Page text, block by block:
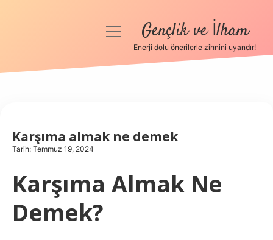
Anasayfa
Hakkımızda
menüyüGençlik ve İlham
Enerji dolu önerilerle zihnini uyandır!
Karşıma almak ne demek
Tarih: Temmuz 19, 2024
Karşıma Almak Ne
Demek?